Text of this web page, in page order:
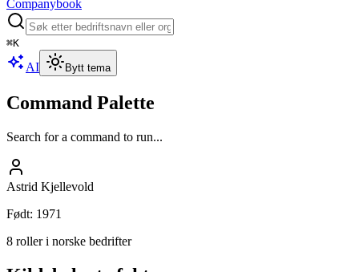
Companybook
⌘K
AI Bytt tema
Command Palette
Search for a command to run...
Astrid Kjellevold
Født: 1971
8 roller i norske bedrifter